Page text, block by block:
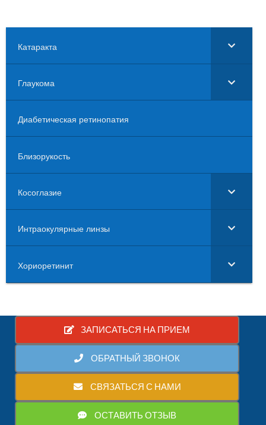
Катаракта
Глаукома
Диабетическая ретинопатия
Близорукость
Косоглазие
Интраокулярные линзы
Хориоретинит
ЗАПИСАТЬСЯ НА ПРИЕМ
ОБРАТНЫЙ ЗВОНОК
СВЯЗАТЬСЯ С НАМИ
ОСТАВИТЬ ОТЗЫВ